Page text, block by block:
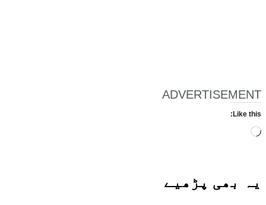
ADVERTISEMENT
Like this:
Loading…
یہ بھی پڑھیے